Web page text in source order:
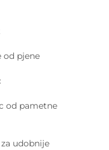
od pjene
od pametne
udobnije